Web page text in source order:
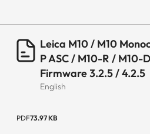
Leica M10 / M10
P ASC / M10-R / M10-
Firmware 3.2.5 / 4.2.5
English
PDF73.97 KB